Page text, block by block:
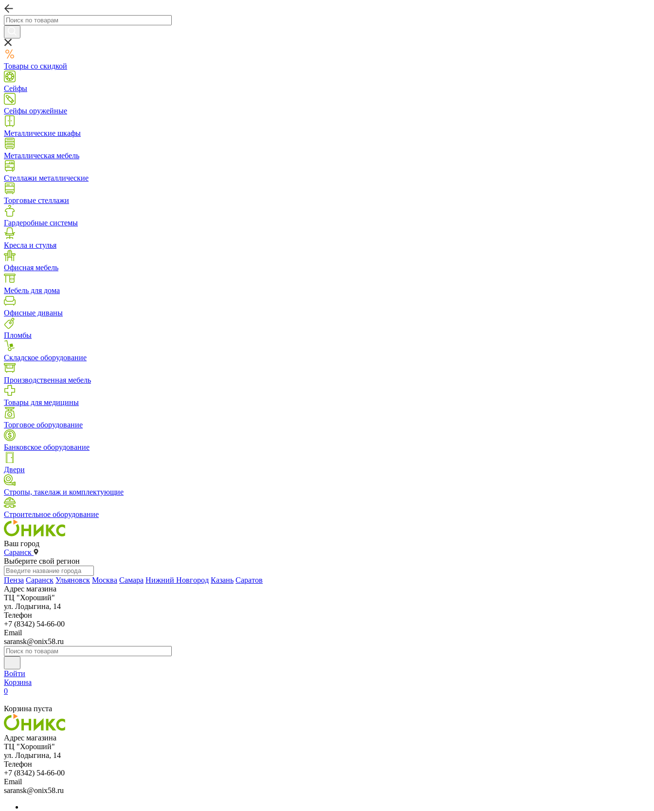
Товары со скидкой
Сейфы
Сейфы оружейные
Металлические шкафы
Металлическая мебель
Стеллажи металлические
Торговые стеллажи
Гардеробные системы
Кресла и стулья
Офисная мебель
Мебель для дома
Офисные диваны
Пломбы
Складское оборудование
Производственная мебель
Товары для медицины
Торговое оборудование
Банковское оборудование
Двери
Стропы, такелаж и комплектующие
Строительное оборудование
Ваш город
Саранск
Выберите свой регион
Пенза Саранск Ульяновск Москва Самара Нижний Новгород Казань Саратов
Адрес магазина
ТЦ "Хороший"
ул. Лодыгина, 14
Телефон
+7 (8342) 54-66-00
Email
saransk@onix58.ru
Войти
Корзина
0
Корзина пуста
Адрес магазина
ТЦ "Хороший"
ул. Лодыгина, 14
Телефон
+7 (8342) 54-66-00
Email
saransk@onix58.ru